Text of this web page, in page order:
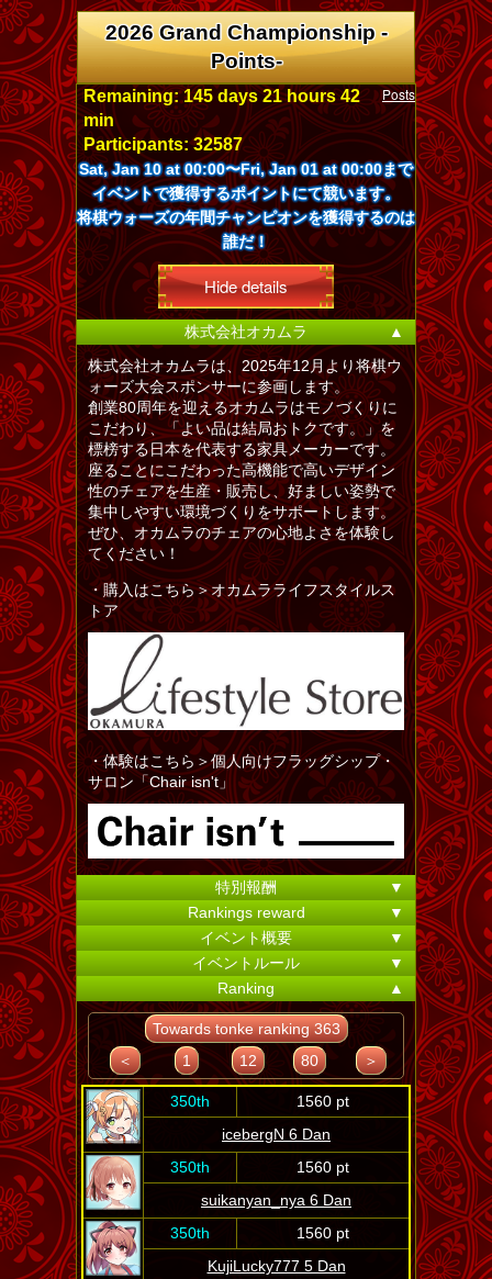
2026 Grand Championship -
Points-
Posts
Remaining: 145 days 21 hours 42
min
Participants: 32587
Sat, Jan 10 at 00:00〜Fri, Jan 01 at 00:00まで
イベントで獲得するポイントにて競います。
将棋ウォーズの年間チャンピオンを獲得するのは
誰だ！
Hide details
株式会社オカムラ
▲
株式会社オカムラは、2025年12月より将棋ウ
ォーズ大会スポンサーに参画します。
創業80周年を迎えるオカムラはモノづくりに
こだわり、「よい品は結局おトクです。」を
標榜する日本を代表する家具メーカーです。
座ることにこだわった高機能で高いデザイン
性のチェアを生産・販売し、好ましい姿勢で
集中しやすい環境づくりをサポートします。
ぜひ、オカムラのチェアの心地よさを体験し
てください！
・購入はこちら＞オカムラライフスタイルス
トア
・体験はこちら＞個人向けフラッグシップ・
サロン「Chair isn't」
特別報酬
▼
Rankings reward
▼
イベント概要
▼
イベントルール
▼
Ranking
▲
Towards tonke ranking 363
＜
1 12 80 ＞
350th
1560 pt
icebergN 6 Dan
350th
1560 pt
suikanyan_nya 6 Dan
350th
1560 pt
KujiLucky777 5 Dan